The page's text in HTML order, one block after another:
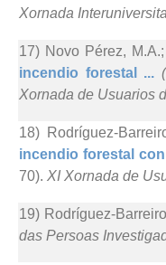
Xornada
17) Novo Pérez,
incendio forestal ...
Xornada de Usuarios
18) Rodríguez-
incendio forestal
70). XI Xornada de
19) Rodríguez-
das Persoas